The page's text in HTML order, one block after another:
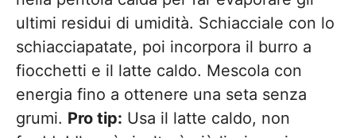
ultimi residui di umidità. Schiacciale con lo
schiacciapatate, poi incorpora il burro a
fiocchetti e il latte caldo. Mescola con
energia fino a ottenere una seta senza
grumi. Pro tip: Usa il latte caldo, non